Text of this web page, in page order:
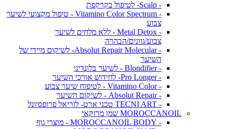
- Scalp- לטיפול בקרקפת
- Vitamino Color Spectrum - טיפול מקצועי לשיער
צבוע
- Metal Detox - ללא מלחים לשיער
צבוע/גוונים/הבהרה
- Absolut Repair Molecular- לשיקום מיידי של
השיער
- Blondifier - לשיער בלונדיני
- Pro Longer- לחידוש אורכי השיער
- Vitamino Color - לטיפוח שיער צבוע
- Absolut Repair - לשיקום השיער
- TECNI ART טכני ארט- לוריאל פרופסיונל
MOROCCANOIL שמן מרוקאי
- MOROCCANOIL BODY - מוצרי גוף